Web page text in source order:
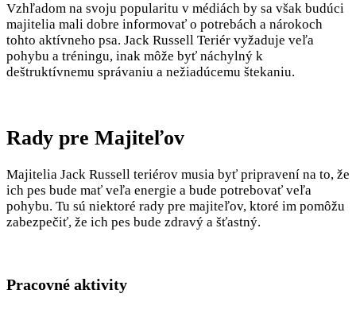
Vzhľadom na svoju popularitu v médiách by sa však budúci
majitelia mali dobre informovať o potrebách a nárokoch
tohto aktívneho psa. Jack Russell Teriér vyžaduje veľa
pohybu a tréningu, inak môže byť náchylný k
deštruktívnemu správaniu a nežiadúcemu štekaniu.
Rady pre Majiteľov
Majitelia Jack Russell teriérov musia byť pripravení na to, že
ich pes bude mať veľa energie a bude potrebovať veľa
pohybu. Tu sú niektoré rady pre majiteľov, ktoré im pomôžu
zabezpečiť, že ich pes bude zdravý a šťastný.
Pracovné aktivity